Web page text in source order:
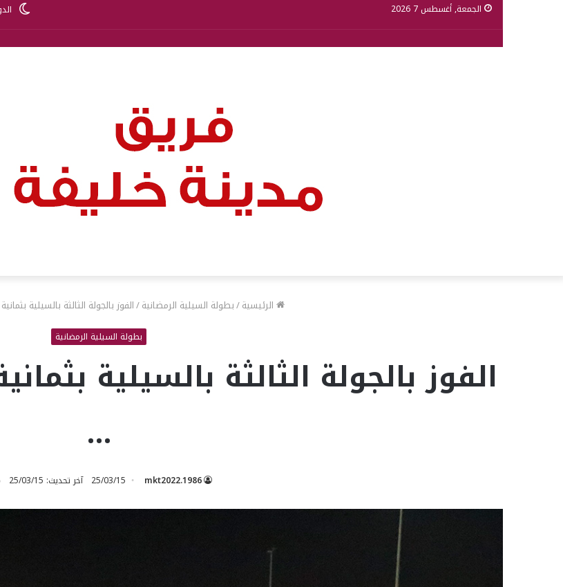
الجمعة, أغسطس 7 2026
الرئيسية/بطولة السيلية الرمضانية/الفوز بالجولة الثالثة بالسيلية
بطولة السيلية الرمضانية
الفوز بالجولة الثالثة بالسيلية
…
mkt2022.1986
25/03/15 آخر تحديث: 25/03/15